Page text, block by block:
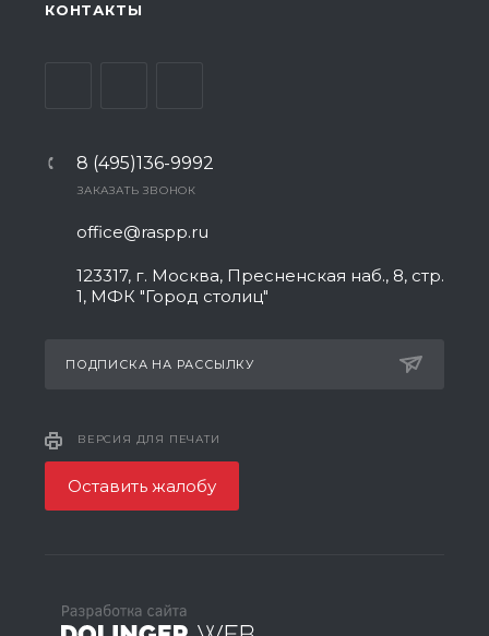
КОНТАКТЫ
8 (495)136-9992
ЗАКАЗАТЬ ЗВОНОК
office@raspp.ru
123317, г. Москва, Пресненская наб., 8, стр.
1, МФК "Город столиц"
ПОДПИСКА НА РАССЫЛКУ
ВЕРСИЯ ДЛЯ ПЕЧАТИ
Оставить жалобу